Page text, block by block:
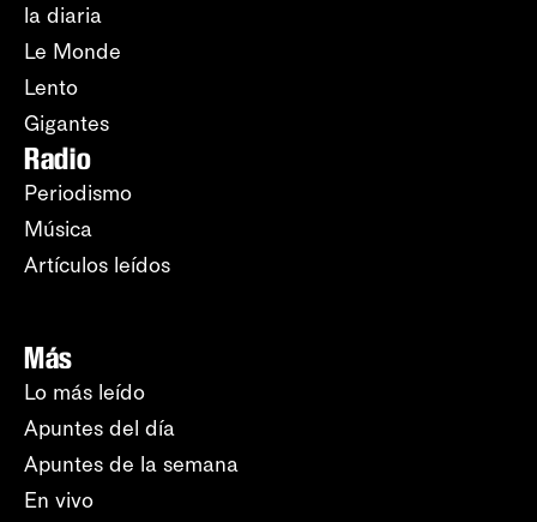
la diaria
Le Monde
Lento
Gigantes
Radio
Periodismo
Música
Artículos leídos
Más
Lo más leído
Apuntes del día
Apuntes de la semana
En vivo